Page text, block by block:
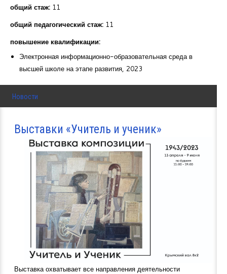
общий стаж: 11
общий педагогический стаж: 11
повышение квалификации:
Электронная информационно-образовательная среда в
высшей школе на этапе развития, 2023
Новости
Выставки «Учитель и ученик»
Выставка охватывает все направления деятельности